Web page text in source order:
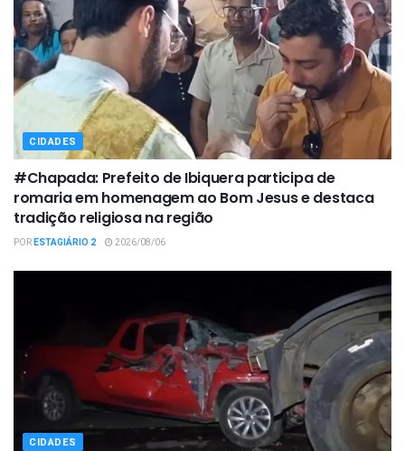
CIDADES
#Chapada: Prefeito de Ibiquera participa de
romaria em homenagem ao Bom Jesus e destaca
tradição religiosa na região
PORESTAGIÁRIO 2 2026/08/06
CIDADES